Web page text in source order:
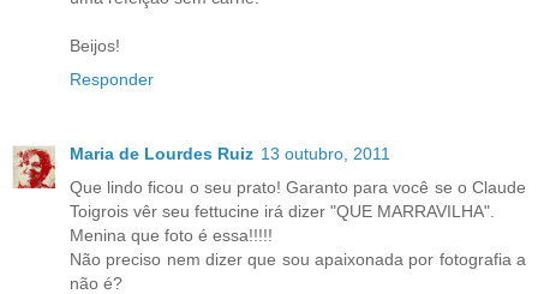
Beijos!
Responder
Maria de Lourdes Ruiz 13 outubro, 2011
Que lindo ficou o seu prato! Garanto para você se o Claude
Toigrois vêr seu fettucine irá dizer "QUE MARRAVILHA".
Menina que foto é essa!!!!!
Não preciso nem dizer que sou apaixonada por fotografia a
não é?